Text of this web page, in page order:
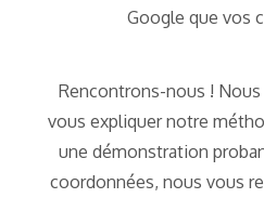
Google que vos
Rencontrons-nous ! Nous
vous expliquer notre
une démonstration
coordonnées, nous vous